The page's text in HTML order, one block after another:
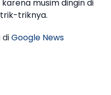
musim dingin di
triknya.
diGoogle News